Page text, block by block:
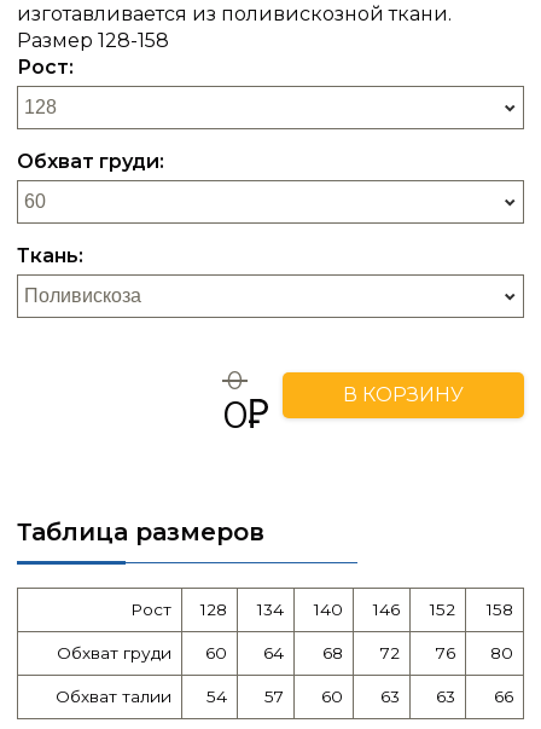
изготавливается из поливискозной ткани.
Размер 128-158
Рост:
Обхват груди:
Ткань:
0
0 В КОРЗИНУ
Таблица размеров
Рост 128 134 140 146 152 158
Обхват груди 60 64 68 72 76 80
Обхват талии 54 57 60 63 63 66